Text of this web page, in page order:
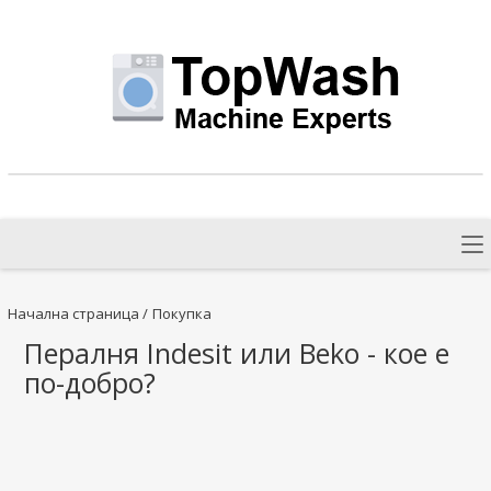
Начална страница / Покупка
Пералня Indesit или Beko - кое е
по-добро?